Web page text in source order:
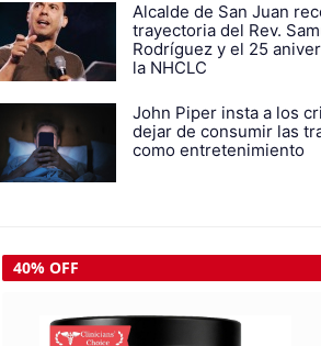
Alcalde de San Juan
trayectoria del Rev.
Rodríguez y el 25
la NHCLC
John Piper insta a los
dejar de consumir las
como entretenimiento
30% OFF